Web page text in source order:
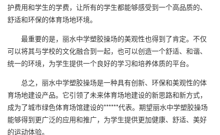
护费用和学生的学费，让所有的学生都能够感受到一个高品质的、
舒适和环保的体育场地环境。
最重要的是，丽水中学塑胶操场的美观性也得到了肯定。不仅
可以将其与学校的文化融合到一起，也可以创造一个舒适、和谐、
统一的环境，为学生提供一个良好的学习和培养体质的平台。
总之，丽水中学塑胶操场是一种具有创新、环保和美观性的体
育场地建设产品。它引领了未来体育场地建设的新思路和新方式，
成为了城市绿色体育场馆建设的******代表。期望丽水中学塑胶操场
能够得到更广泛的应用和推广，为学生提供更加健康、舒适、美好
的运动体验。